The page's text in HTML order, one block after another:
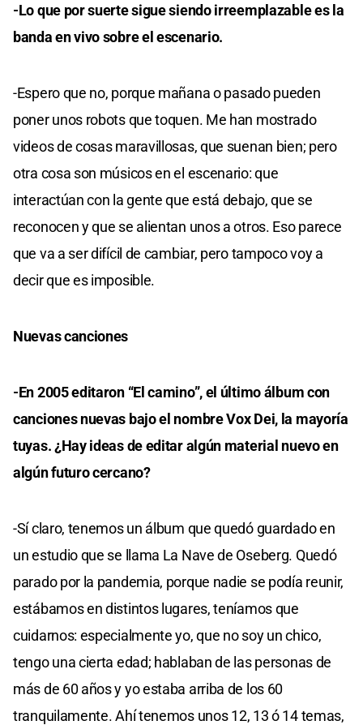
-Lo que por suerte sigue siendo irreemplazable es la
banda en vivo sobre el escenario.
-Espero que no, porque mañana o pasado pueden
poner unos robots que toquen. Me han mostrado
videos de cosas maravillosas, que suenan bien; pero
otra cosa son músicos en el escenario: que
interactúan con la gente que está debajo, que se
reconocen y que se alientan unos a otros. Eso parece
que va a ser difícil de cambiar, pero tampoco voy a
decir que es imposible.
Nuevas canciones
-En 2005 editaron “El camino”, el último álbum con
canciones nuevas bajo el nombre Vox Dei, la mayoría
tuyas. ¿Hay ideas de editar algún material nuevo en
algún futuro cercano?
-Sí claro, tenemos un álbum que quedó guardado en
un estudio que se llama La Nave de Oseberg. Quedó
parado por la pandemia, porque nadie se podía reunir,
estábamos en distintos lugares, teníamos que
cuidarnos: especialmente yo, que no soy un chico,
tengo una cierta edad; hablaban de las personas de
más de 60 años y yo estaba arriba de los 60
tranquilamente. Ahí tenemos unos 12, 13 ó 14 temas,